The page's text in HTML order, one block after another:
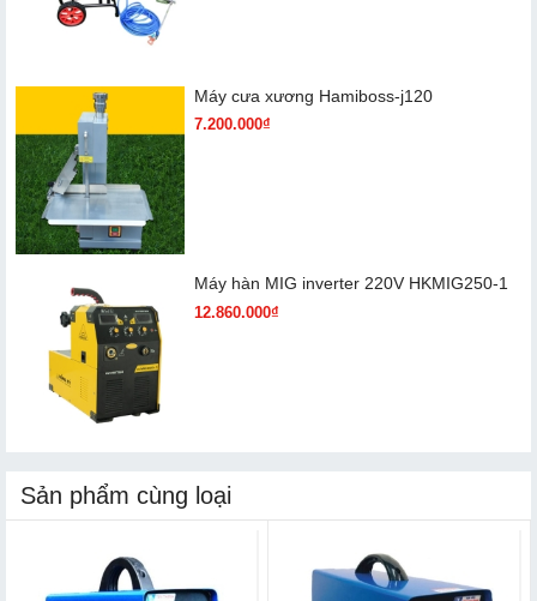
Máy cưa xương Hamiboss-j120
7.200.000₫
Máy hàn MIG inverter 220V HKMIG250-1
12.860.000₫
Sản phẩm cùng loại